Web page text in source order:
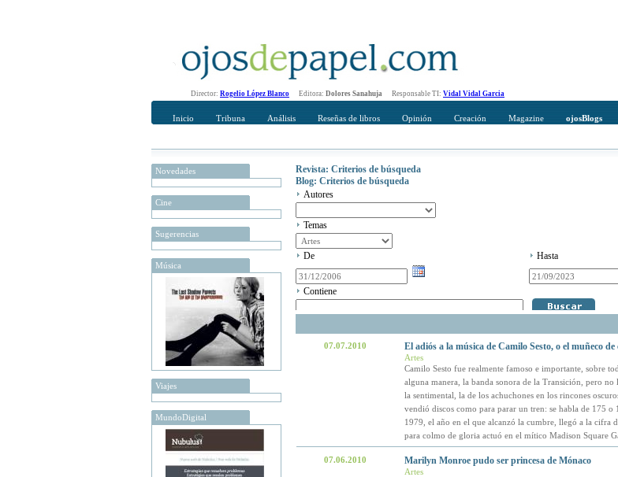
Director: Rogelio López Blanco Editora: Dolores Sanahuja Responsable TI: Vidal Vidal Garcia
Inicio Tribuna Análisis Reseñas de libros Opinión Creación Magazine ojosBlogs
Novedades
Cine
Sugerencias
Música
Viajes
MundoDigital
Revista: Criterios de búsqueda
Blog: Criterios de búsqueda
Autores
Temas
De Hasta
Contiene
07.07.2010 El adiós a la música de Camilo Sesto, o el muñeco de
Artes
Camilo Sesto fue realmente famoso e importante, sobre
alguna manera, la banda sonora de la Transición, pero
la sentimental, la de los achuchones en los rincones
vendió discos como para parar un tren: se habla de 175 o
1979, el año en el que alcanzó la cumbre, llegó a la cifra
para colmo de gloria actuó en el mítico Madison Square
07.06.2010 Marilyn Monroe pudo ser princesa de Mónaco
Artes